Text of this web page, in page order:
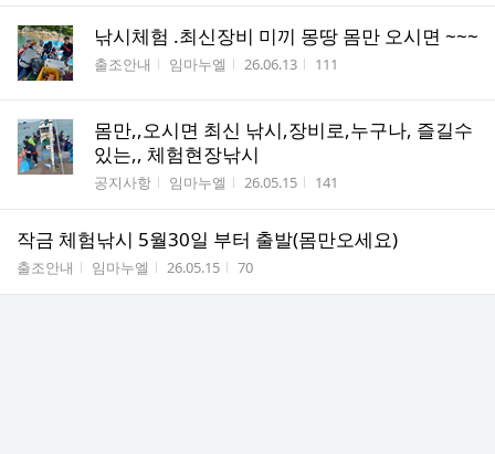
낚시체험 .최신장비 미끼 몽땅 몸만 오시면 ~~~
게시판명
출조안내 작성자
임마누엘 작성시간
26.06.13 조회수
111
몸만,,오시면 최신 낚시,장비로,누구나, 즐길수
있는,, 체험현장낚시
게시판명
공지사항 작성자
임마누엘 작성시간
26.05.15 조회수
141
작금 체험낚시 5월30일 부터 출발(몸만오세요)
게시판명
출조안내 작성자
임마누엘 작성시간
26.05.15 조회수
70